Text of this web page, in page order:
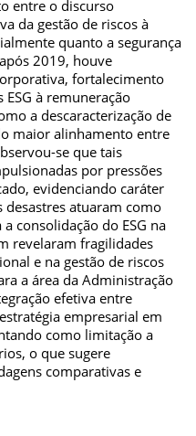
entre o discurso
da gestão de riscos à
quanto a segurança
2019, houve
fortalecimento
à remuneração
a descaracterização de
maior alinhamento entre
se que tais
por pressões
evidenciando caráter
desastres atuaram como
consolidação do ESG na
revelaram fragilidades
e na gestão de riscos
a área da Administração
efetiva entre
empresarial em
como limitação a
o que sugere
comparativas e